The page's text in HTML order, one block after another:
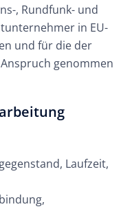
, Rundfunk- und
in EU-
und für die der
genommen
Laufzeit,